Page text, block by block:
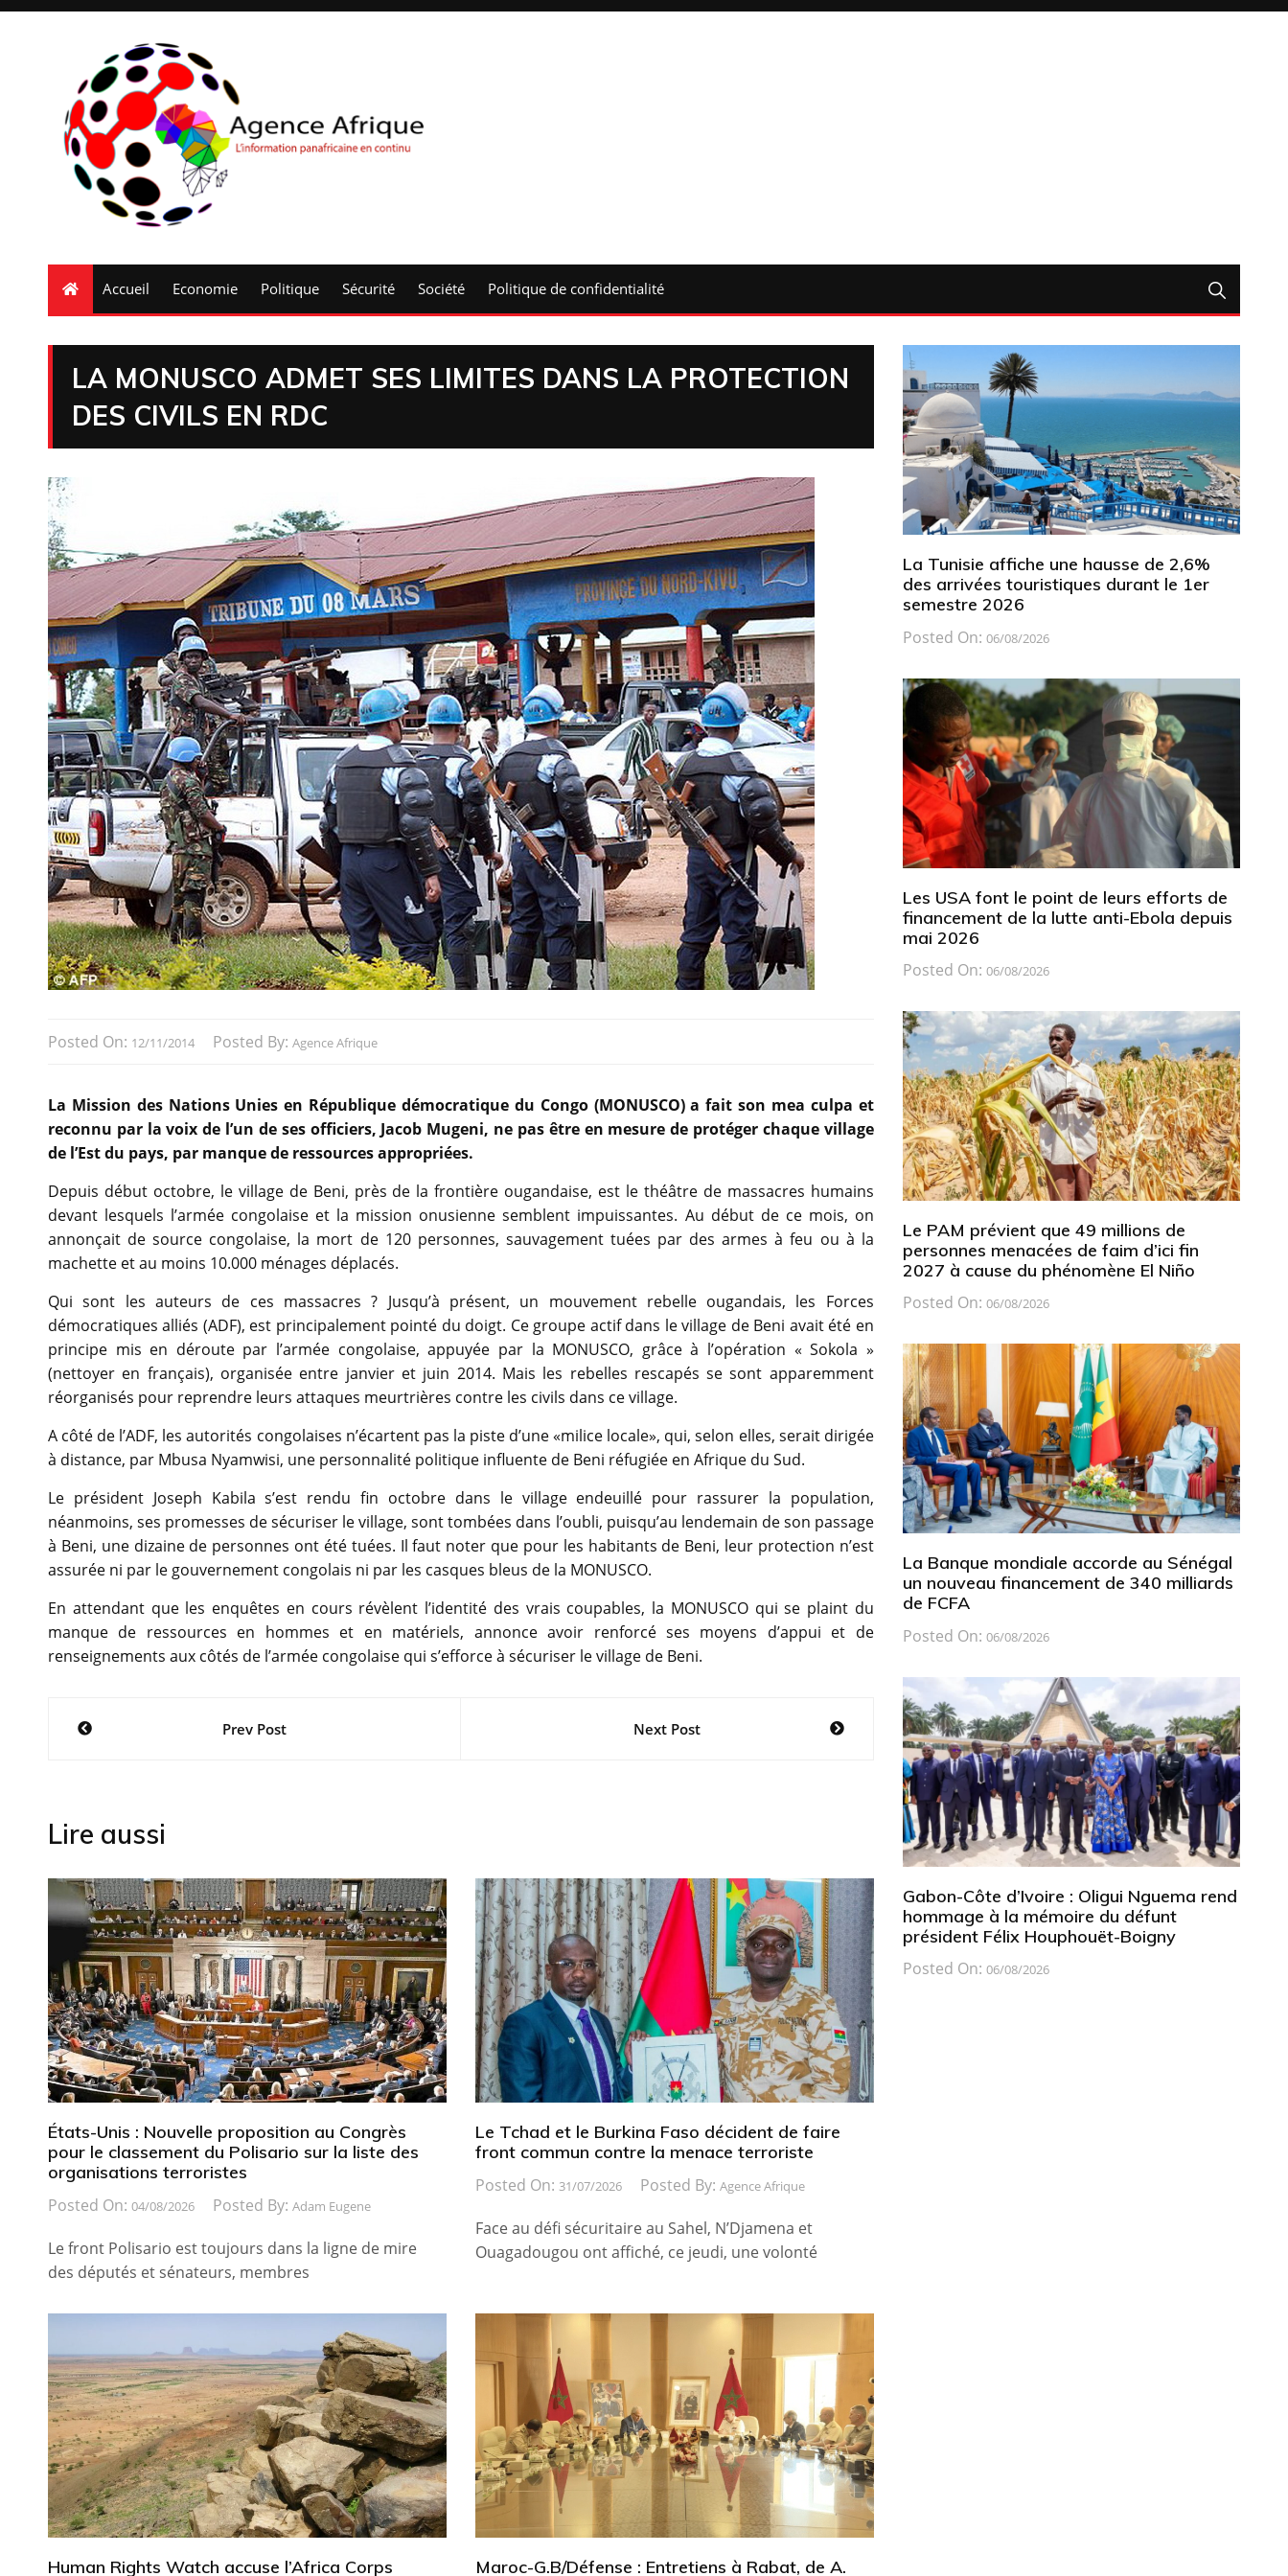
Accueil Economie Politique Sécurité Société Politique de confidentialité
LA MONUSCO ADMET SES LIMITES DANS LA PROTECTION
DES CIVILS EN RDC
Posted On: 12/11/2014 Posted By: Agence Afrique
La Mission des Nations Unies en République démocratique du Congo (MONUSCO) a fait son mea culpa et
reconnu par la voix de l’un de ses officiers, Jacob Mugeni, ne pas être en mesure de protéger chaque village
de l’Est du pays, par manque de ressources appropriées.
Depuis début octobre, le village de Beni, près de la frontière ougandaise, est le théâtre de massacres humains
devant lesquels l’armée congolaise et la mission onusienne semblent impuissantes. Au début de ce mois, on
annonçait de source congolaise, la mort de 120 personnes, sauvagement tuées par des armes à feu ou à la
machette et au moins 10.000 ménages déplacés.
Qui sont les auteurs de ces massacres ? Jusqu’à présent, un mouvement rebelle ougandais, les Forces
démocratiques alliés (ADF), est principalement pointé du doigt. Ce groupe actif dans le village de Beni avait été en
principe mis en déroute par l’armée congolaise, appuyée par la MONUSCO, grâce à l’opération « Sokola »
(nettoyer en français), organisée entre janvier et juin 2014. Mais les rebelles rescapés se sont apparemment
réorganisés pour reprendre leurs attaques meurtrières contre les civils dans ce village.
A côté de l’ADF, les autorités congolaises n’écartent pas la piste d’une «milice locale», qui, selon elles, serait dirigée
à distance, par Mbusa Nyamwisi, une personnalité politique influente de Beni réfugiée en Afrique du Sud.
Le président Joseph Kabila s’est rendu fin octobre dans le village endeuillé pour rassurer la population,
néanmoins, ses promesses de sécuriser le village, sont tombées dans l’oubli, puisqu’au lendemain de son passage
à Beni, une dizaine de personnes ont été tuées. Il faut noter que pour les habitants de Beni, leur protection n’est
assurée ni par le gouvernement congolais ni par les casques bleus de la MONUSCO.
En attendant que les enquêtes en cours révèlent l’identité des vrais coupables, la MONUSCO qui se plaint du
manque de ressources en hommes et en matériels, annonce avoir renforcé ses moyens d’appui et de
renseignements aux côtés de l’armée congolaise qui s’efforce à sécuriser le village de Beni.
NavigationPrev Post Next Post
Lire aussi
États-Unis : Nouvelle proposition au Congrès
pour le classement du Polisario sur la liste des
organisations terroristes
Posted On: 04/08/2026 Posted By: Adam Eugene
Le front Polisario est toujours dans la ligne de mire
des députés et sénateurs, membres
Le Tchad et le Burkina Faso décident de faire
front commun contre la menace terroriste
Posted On: 31/07/2026 Posted By: Agence Afrique
Face au défi sécuritaire au Sahel, N’Djamena et
Ouagadougou ont affiché, ce jeudi, une volonté
Human Rights Watch accuse l’Africa Corps
Maroc-G.B/Défense : Entretiens à Rabat, de A.
La Tunisie affiche une hausse de 2,6%
des arrivées touristiques durant le 1er
semestre 2026
Posted On: 06/08/2026
Les USA font le point de leurs efforts de
financement de la lutte anti-Ebola depuis
mai 2026
Posted On: 06/08/2026
Le PAM prévient que 49 millions de
personnes menacées de faim d’ici fin
2027 à cause du phénomène El Niño
Posted On: 06/08/2026
La Banque mondiale accorde au Sénégal
un nouveau financement de 340 milliards
de FCFA
Posted On: 06/08/2026
Gabon-Côte d’Ivoire : Oligui Nguema rend
hommage à la mémoire du défunt
président Félix Houphouët-Boigny
Posted On: 06/08/2026